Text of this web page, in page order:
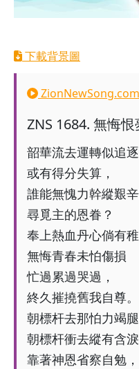
下載背景圖
ZionNewSong.com
ZNS 1684. 無悔恨
韶華流去運轉似追逐
或有得分失算，
誰能無愧力幹縱艱辛
尋覓主的恩眷？
奉上熱血丹心倘有稚
無悔青春未怕傷損
忙過累過哭過，
終久摧撓舊我自尊。
朝標杆去那怕力竭腿
朝標杆衝去縱有含淚
靠著神恩省察自勉，